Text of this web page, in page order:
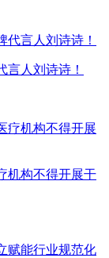
言人刘诗诗！
机构不得开展干